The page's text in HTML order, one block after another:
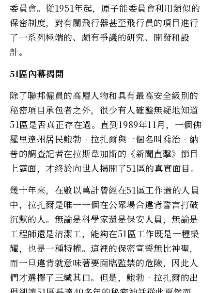
委員會。從1951年起，原子能委員會利用類似的
保密制度，對有關飛行器甚至飛行員的項目進行
了一系列極端的、頗有爭議的研究、開發和設
計。
51區內幕揭開
除了聯邦僱員的高層人物和具有最高安全級別的
秘密項目承包者之外，很少有人確鑿無疑地知道
51區是否真正存在過。直到1989年11月，一個佛
羅里達州居民鮑勃•拉扎爾與一個名叫喬治•納
普的調查記者在拉斯韋加斯的《新聞直擊》節目
上露面，才終於向世人揭開了51區的真實面目。
幾十年來，在數以萬計曾經在51區工作過的人員
中，拉扎爾是唯一一個在公眾場合違背誓言打破
沉默的人。無論是科學家還是保安人員，無論是
工程師還是清潔工，能夠在51區工作既是一種榮
耀，也是一種特權。這裡的保密宣誓無比神聖，
而一旦違背就意味著要面臨監禁的危險，因此人
們才選擇了三緘其口。但是，鮑勃•拉扎爾的出